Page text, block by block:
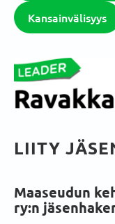
Kansainvälisyys
LIITY
Maaseudun
ry:n